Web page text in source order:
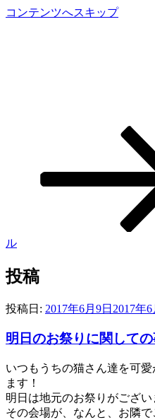
コンテンツへスキップ
ル
投稿
投稿日: 2017年6月9日 2017年6
明日のお祭りに関して
いつもうちの猫さん達を可
ます！
明日は地元のお祭りがござい
その会場が、なんと、お隣で